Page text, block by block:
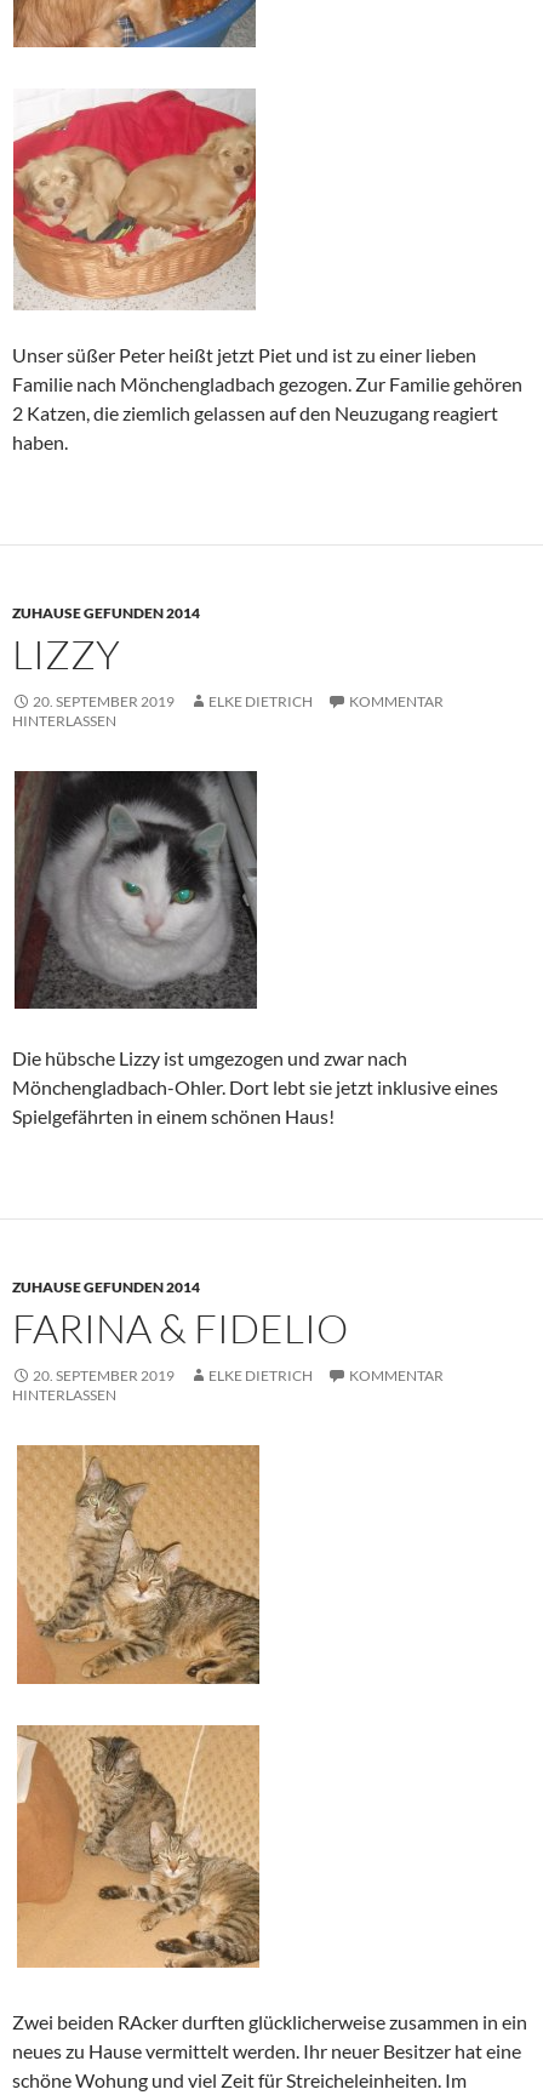
Unser süßer Peter heißt jetzt Piet und ist zu einer lieben
Familie nach Mönchengladbach gezogen. Zur Familie gehören
2 Katzen, die ziemlich gelassen auf den Neuzugang reagiert
haben.
ZUHAUSE GEFUNDEN 2014
LIZZY
20. SEPTEMBER 2019 ELKE DIETRICH
KOMMENTAR
HINTERLASSEN
Die hübsche Lizzy ist umgezogen und zwar nach
Mönchengladbach-Ohler. Dort lebt sie jetzt inklusive eines
Spielgefährten in einem schönen Haus!
ZUHAUSE GEFUNDEN 2014
FARINA & FIDELIO
20. SEPTEMBER 2019 ELKE DIETRICH
KOMMENTAR
HINTERLASSEN
Zwei beiden RAcker durften glücklicherweise zusammen in ein
neues zu Hause vermittelt werden. Ihr neuer Besitzer hat eine
schöne Wohung und viel Zeit für Streicheleinheiten. Im